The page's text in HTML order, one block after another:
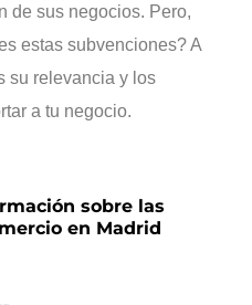
de sus negocios. Pero,
estas subvenciones? A
su relevancia y los
a tu negocio.
sobre las
en Madrid